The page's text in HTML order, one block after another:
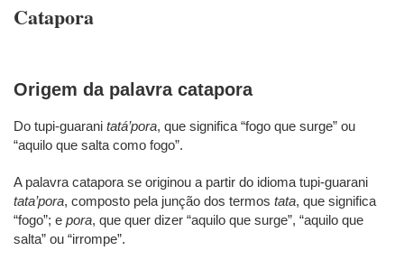
Catapora
Origem da palavra catapora
Do tupi-guarani tatá’pora, que significa “fogo que surge” ou
“aquilo que salta como fogo”.
A palavra catapora se originou a partir do idioma tupi-guarani
tata’pora, composto pela junção dos termos tata, que significa
“fogo”; e pora, que quer dizer “aquilo que surge”, “aquilo que
salta” ou “irrompe”.